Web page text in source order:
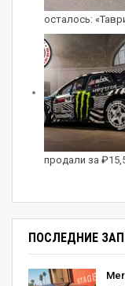
осталось:
продали за
ПОСЛЕДНИЕ